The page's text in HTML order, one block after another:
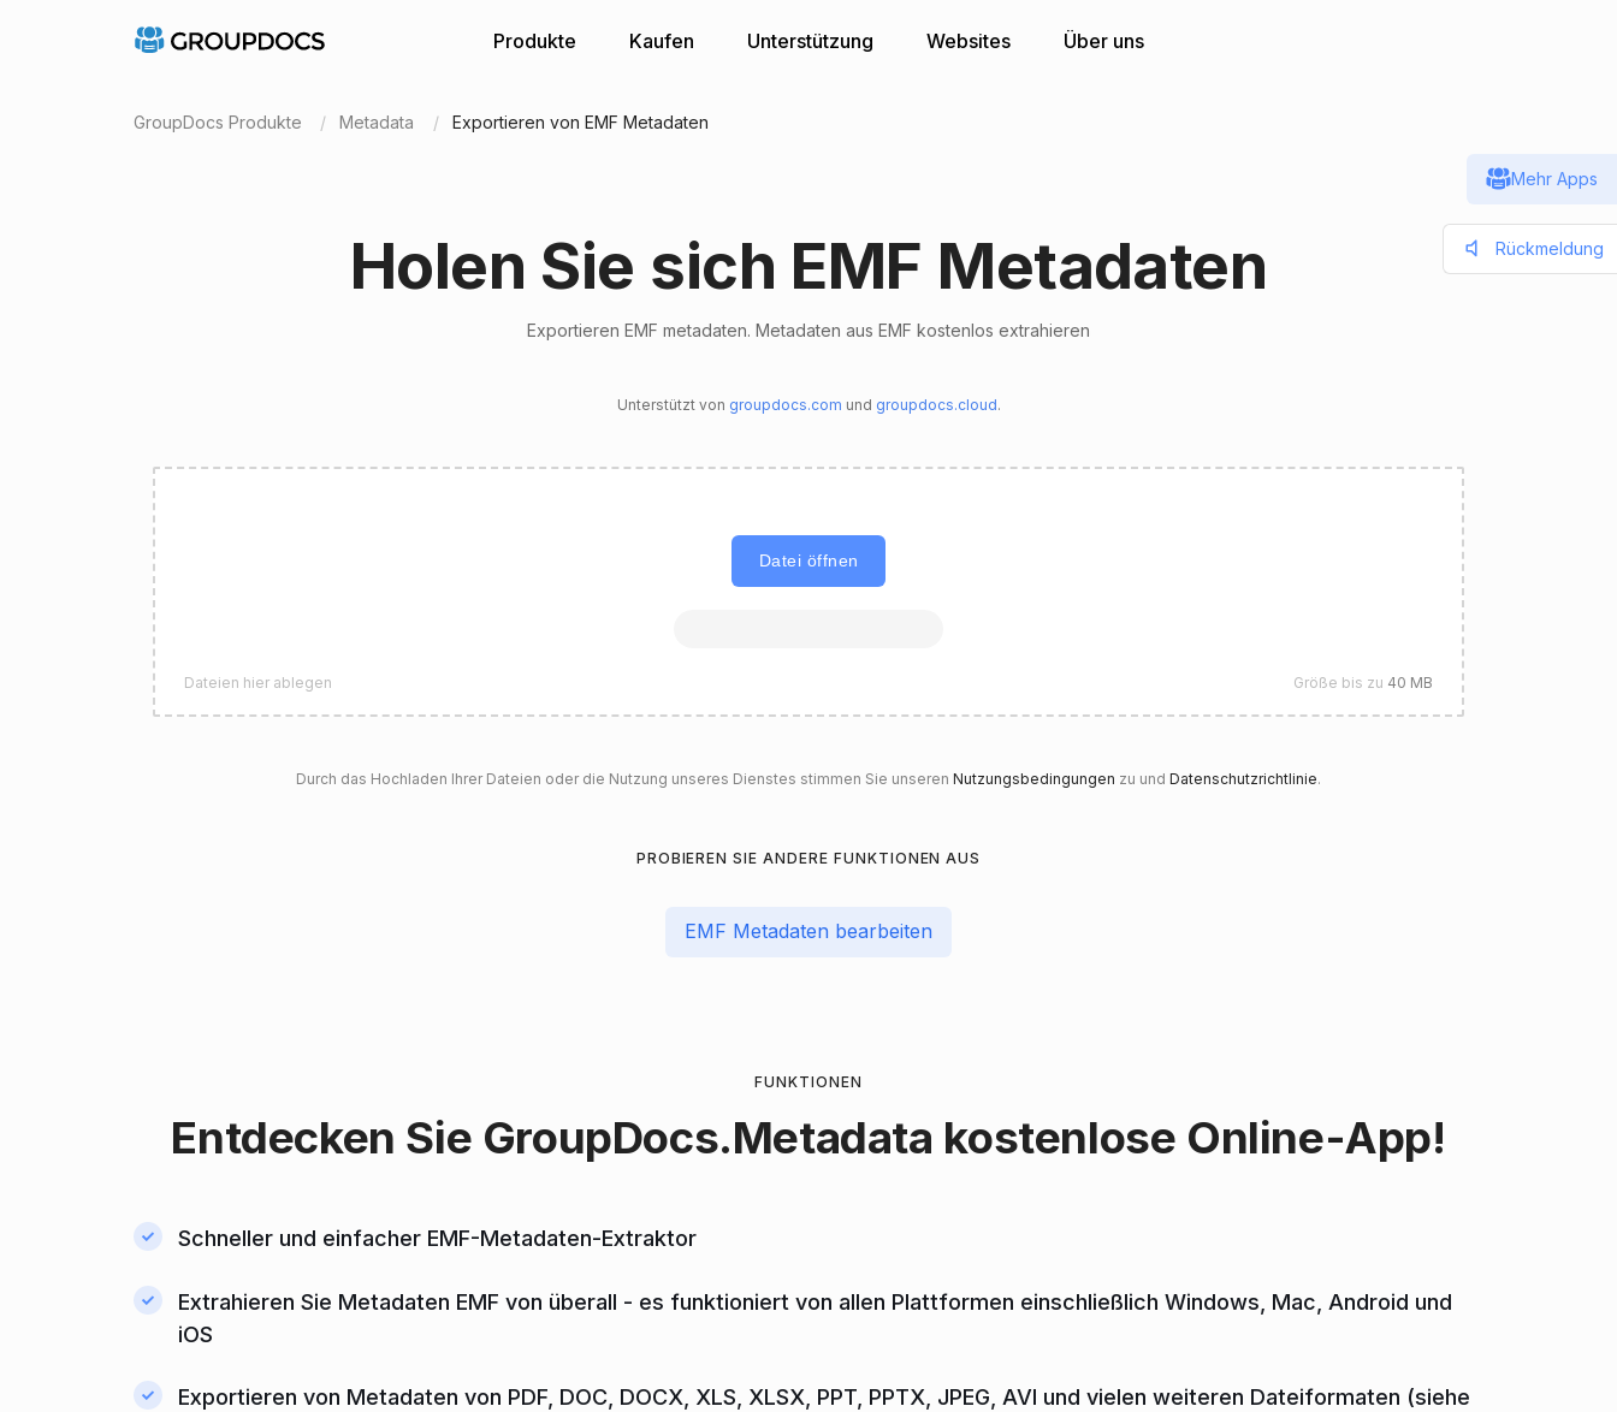
Produkte Kaufen Unterstützung Websites Über uns
GroupDocs Produkte Metadata Exportieren von EMF Metadaten
Holen Sie sich EMF Metadaten
Exportieren EMF metadaten. Metadaten aus EMF kostenlos extrahieren
Unterstützt von groupdocs.com und groupdocs.cloud.
Datei öffnen
Dateien hier ablegen Größe bis zu 40 MB
Durch das Hochladen Ihrer Dateien oder die Nutzung unseres Dienstes stimmen Sie unseren Nutzungsbedingungen zu und Datenschutzrichtlinie.
PROBIEREN SIE ANDERE FUNKTIONEN AUS
EMF Metadaten bearbeiten
FUNKTIONEN
Entdecken Sie GroupDocs.Metadata kostenlose Online-App!
Schneller und einfacher EMF-Metadaten-Extraktor
Extrahieren Sie Metadaten EMF von überall - es funktioniert von allen Plattformen einschließlich Windows, Mac, Android und
iOS
Exportieren von Metadaten von PDF, DOC, DOCX, XLS, XLSX, PPT, PPTX, JPEG, AVI und vielen weiteren Dateiformaten (siehe
Mehr Apps
Rückmeldung